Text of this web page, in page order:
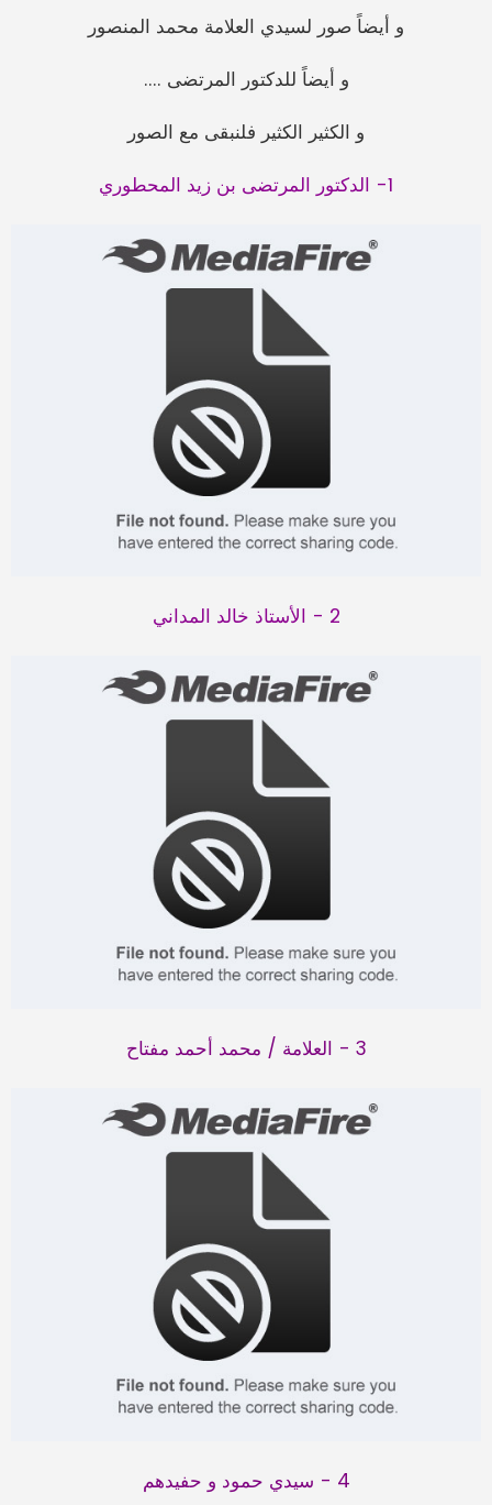
و أيضاً صور لسيدي العلامة محمد المنصور
و أيضاً للدكتور المرتضى ....
و الكثير الكثير فلنبقى مع الصور
1- الدكتور المرتضى بن زيد المحطوري
2 - الأستاذ خالد المداني
3 - العلامة / محمد أحمد مفتاح
4 - سيدي حمود و حفيدهم